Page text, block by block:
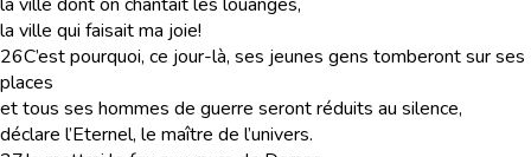
la ville qui faisait ma joie!
26C’est pourquoi, ce jour-là, ses jeunes gens tomberont sur ses
places
et tous ses hommes de guerre seront réduits au silence,
déclare l’Eternel, le maître de l’univers.